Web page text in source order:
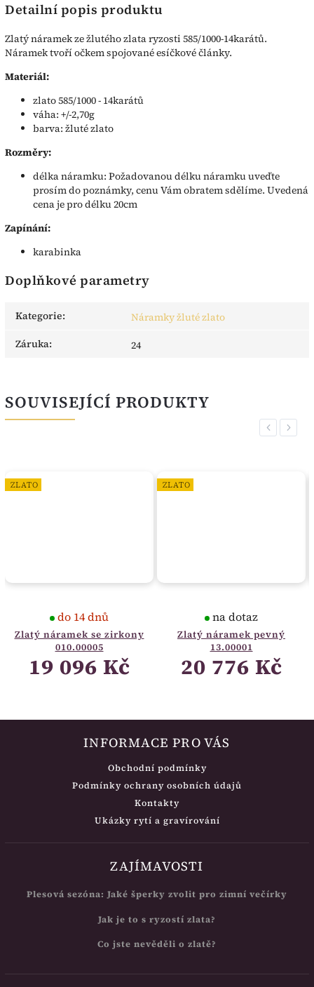
Detailní popis produktu
Zlatý náramek ze žlutého zlata ryzosti 585/1000-14karátů.
Náramek tvoří očkem spojované esíčkové články.
Materiál:
zlato 585/1000 - 14karátů
váha: +/-2,70g
barva: žluté zlato
Rozměry:
délka náramku: Požadovanou délku náramku uveďte
prosím do poznámky, cenu Vám obratem sdělíme. Uvedená
cena je pro délku 20cm
Zapínání:
karabinka
Doplňkové parametry
Kategorie:
Náramky žluté zlato
Záruka: 24
SOUVISEJÍCÍ PRODUKTY
Previous
ZLATO
Zlatý náramek se zirkony
010.00005
do 14 dnů
19 096 Kč
ZLATO
Zlatý náramek pevný
13.00001
na dotaz
20 776 Kč
Next
INFORMACE PRO VÁS
Obchodní podmínky
Podmínky ochrany osobních údajů
Kontakty
Ukázky rytí a gravírování
ZAJÍMAVOSTI
Plesová sezóna: Jaké šperky zvolit pro zimní večírky
Jak je to s ryzostí zlata?
Co jste nevěděli o zlatě?